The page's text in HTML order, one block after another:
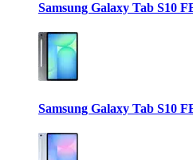
Samsung Galaxy Tab S10
Samsung Galaxy Tab S10